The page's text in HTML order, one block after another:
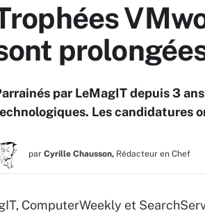
par LeMagIT depuis 3
Les candidatures
par Cyrille Chausson, Rédacteur en Chef
ComputerWeekly et